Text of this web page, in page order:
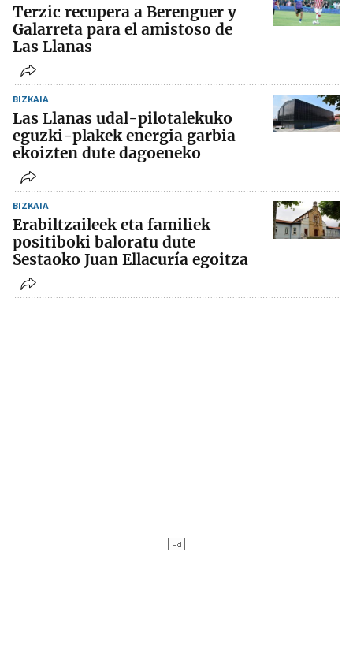
Terzic recupera a Berenguer y
Galarreta para el amistoso de
Las Llanas
BIZKAIA
Las Llanas udal-pilotalekuko
eguzki-plakek energia garbia
ekoizten dute dagoeneko
BIZKAIA
Erabiltzaileek eta familiek
positiboki baloratu dute
Sestaoko Juan Ellacuría egoitza